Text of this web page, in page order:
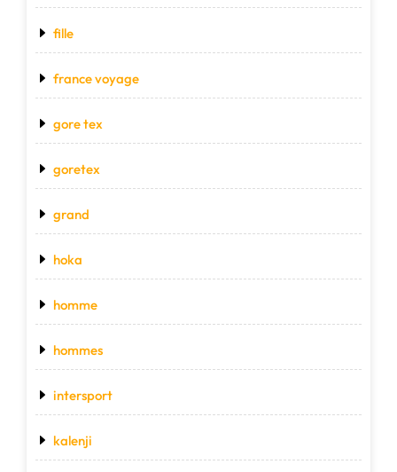
fille
france voyage
gore tex
goretex
grand
hoka
homme
hommes
intersport
kalenji